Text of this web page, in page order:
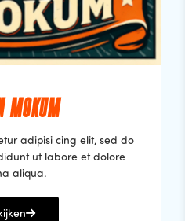
MOKUM
adipisi cing elit, sed do
ut labore et dolore
aliqua.